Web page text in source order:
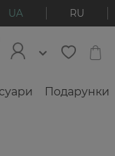
UA RU
Подарунки